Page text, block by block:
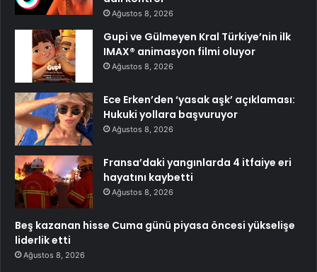
Ağustos 8, 2026
Gupi ve Gülmeyen Kral Türkiye’nin ilk
IMAX® animasyon filmi oluyor
Ağustos 8, 2026
Ece Erken’den ‘yasak aşk’ açıklaması:
Hukuki yollara başvuruyor
Ağustos 8, 2026
Fransa’daki yangınlarda 4 itfaiye eri
hayatını kaybetti
Ağustos 8, 2026
Beş kazanan hisse Cuma günü piyasa öncesi yükselişe
liderlik etti
Ağustos 8, 2026